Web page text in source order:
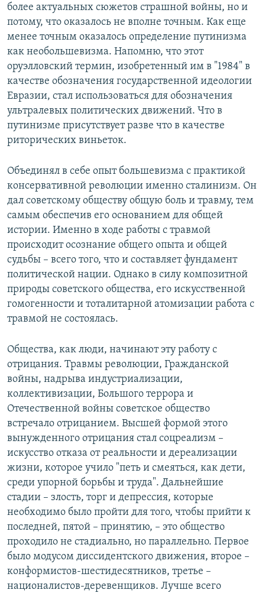
более актуальных сюжетов страшной войны, но и
потому, что оказалось не вполне точным. Как еще
менее точным оказалось определение путинизма
как необольшевизма. Напомню, что этот
оруэлловский термин, изобретенный им в "1984" в
качестве обозначения государственной идеологии
Евразии, стал использоваться для обозначения
ультралевых политических движений. Что в
путинизме присутствует разве что в качестве
риторических виньеток.
Объединял в себе опыт большевизма с практикой
консервативной революции именно сталинизм. Он
дал советскому обществу общую боль и травму, тем
самым обеспечив его основанием для общей
истории. Именно в ходе работы с травмой
происходит осознание общего опыта и общей
судьбы – всего того, что и составляет фундамент
политической нации. Однако в силу композитной
природы советского общества, его искусственной
гомогенности и тоталитарной атомизации работа с
травмой не состоялась.
Общества, как люди, начинают эту работу с
отрицания. Травмы революции, Гражданской
войны, надрыва индустриализации,
коллективизации, Большого террора и
Отечественной войны советское общество
встречало отрицанием. Высшей формой этого
вынужденного отрицания стал соцреализм –
искусство отказа от реальности и дереализации
жизни, которое учило "петь и смеяться, как дети,
среди упорной борьбы и труда". Дальнейшие
стадии – злость, торг и депрессия, которые
необходимо было пройти для того, чтобы прийти к
последней, пятой – принятию, – это общество
проходило не стадиально, но параллельно. Первое
было модусом диссидентского движения, второе –
конформистов-шестидесятников, третье –
националистов-деревенщиков. Лучше всего